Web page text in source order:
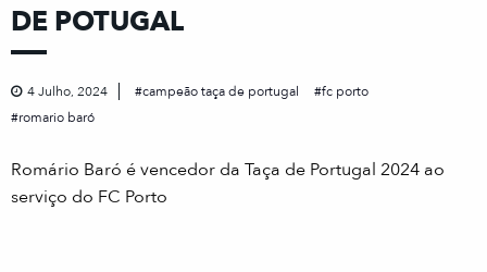
DE POTUGAL
4 Julho, 2024 campeão taça de portugal
fc porto
romario baró
Romário Baró é vencedor da Taça de Portugal 2024 ao
serviço do FC Porto